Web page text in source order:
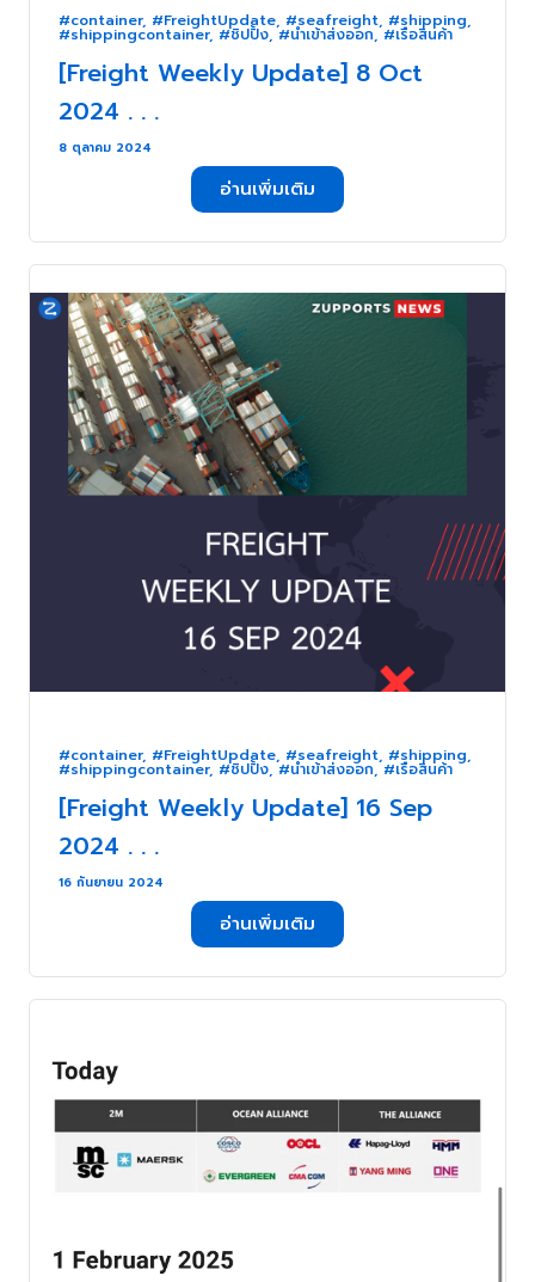
#container, #FreightUpdate, #seafreight, #shipping,
#shippingcontainer, #ชิปปิ้ง,#นำเข้าส่งออก,#เรือสินค้า
[Freight Weekly Update] 8 Oct
2024 . . .
8 ตุลาคม 2024
อ่านเพิ่มเติม
#container, #FreightUpdate, #seafreight, #shipping,
#shippingcontainer, #ชิปปิ้ง,#นำเข้าส่งออก,#เรือสินค้า
[Freight Weekly Update] 16 Sep
2024 . . .
16 กันยายน 2024
อ่านเพิ่มเติม